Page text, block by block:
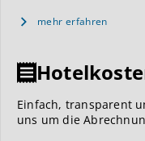
mehr erfahren
Einfach, transparent
uns um die